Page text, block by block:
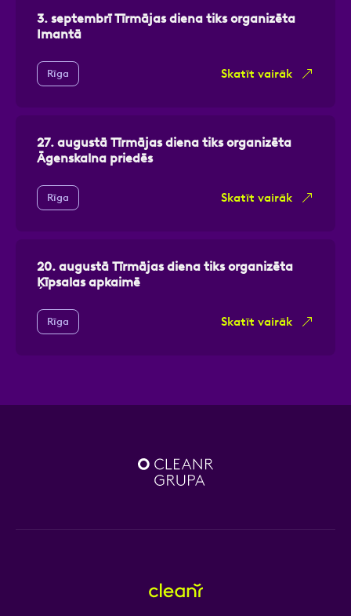
3. septembrī Tīrmājas diena tiks organizēta
Imantā
Rīga Skatīt vairāk
27. augustā Tīrmājas diena tiks organizēta
Āgenskalna priedēs
Rīga Skatīt vairāk
20. augustā Tīrmājas diena tiks organizēta
Ķīpsalas apkaimē
Rīga Skatīt vairāk